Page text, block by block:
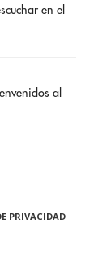
en el
al
PRIVACIDAD